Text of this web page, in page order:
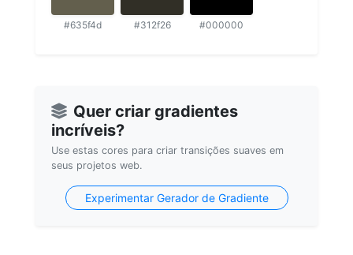
#635f4d #312f26 #000000
Quer criar gradientes
incríveis?
Use estas cores para criar transições suaves em
seus projetos web.
Experimentar Gerador de Gradiente